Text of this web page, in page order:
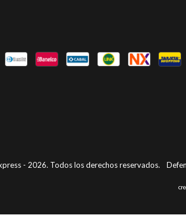
- 2026. Todos los derechos reservados.